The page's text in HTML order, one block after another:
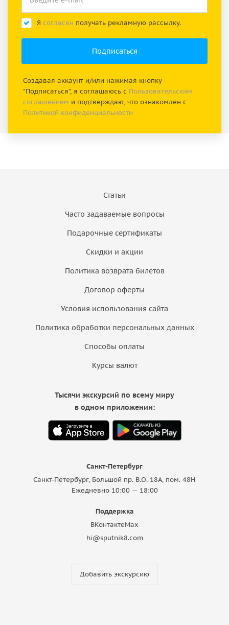
Я согласен получать рекламную рассылку.
Создавая аккаунт и/или нажимая кнопку
"Подписаться", я соглашаюсь с Пользовательским
соглашением и подтверждаю, что ознакомлен с
Политикой конфиденциальности
Статьи
Часто задаваемые вопросы
Подарочные сертификаты
Скидки и акции
Политика возврата билетов
Договор оферты
Условия использования сайта
Политика обработки персональных данных
Способы оплаты
Курсы валют
Санкт-Петербург
Санкт-Петербург, Большой пр. В.О. 18A, пом. 48Н
Ежедневно 10:00 — 18:00
Поддержка
ВКонтактеMax
hi@sputnik8.com
Добавить экскурсию
Тысячи экскурсий по всему миру
в одном приложении: